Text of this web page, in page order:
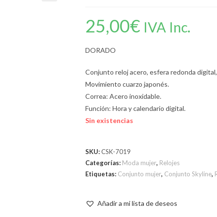
25,00€ IVA Inc.
DORADO
Conjunto reloj acero, esfera redonda
Movimiento cuarzo japonés.
Correa: Acero inoxidable.
Función: Hora y calendario digital.
Sin existencias
SKU:CSK-7019
Categorías: Moda mujer, Relojes
Etiquetas: Conjunto mujer, Conjunto Skyline,
Añadir a mi lista de deseos